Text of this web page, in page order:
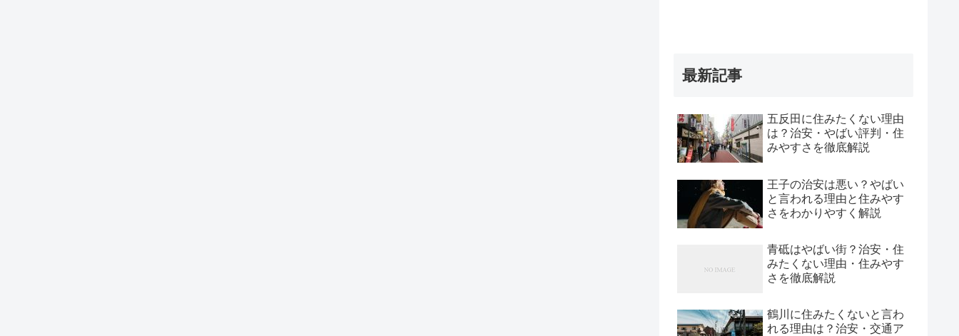
最新記事
五反田に住みたくない理由
は？治安・やばい評判・住
みやすさを徹底解説
王子の治安は悪い？やばい
と言われる理由と住みやす
さをわかりやすく解説
青砥はやばい街？治安・住
みたくない理由・住みやす
さを徹底解説
鶴川に住みたくないと言わ
れる理由は？治安・交通ア